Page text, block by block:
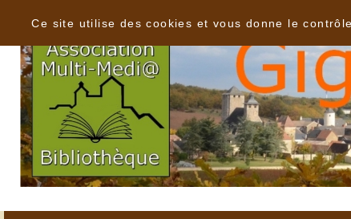
Ce site utilise des cookies et vous donne le